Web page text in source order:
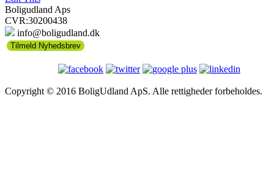
Boligudland Aps
CVR:30200438
info@boligudland.dk
Tilmeld Nyhedsbrev
Copyright © 2016 BoligUdland ApS. Alle rettigheder forbeholdes.